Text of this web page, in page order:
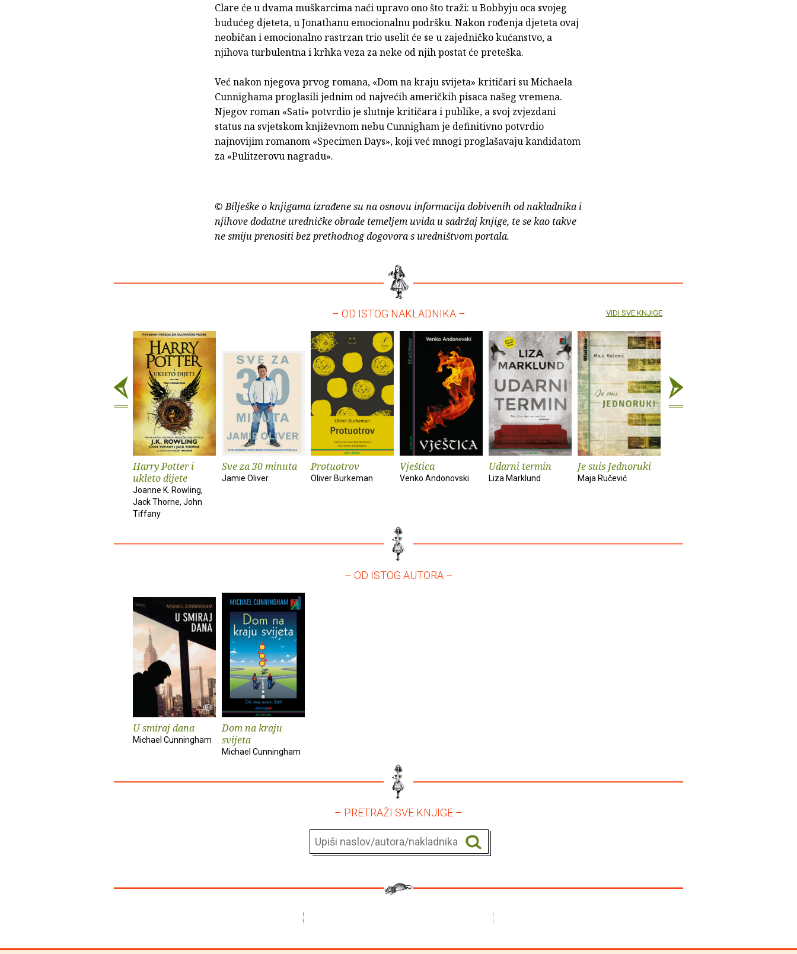
Clare će u dvama muškarcima naći upravo ono što traži: u Bobbyju oca svojeg
budućeg djeteta, u Jonathanu emocionalnu podršku. Nakon rođenja djeteta ovaj
neobičan i emocionalno rastrzan trio uselit će se u zajedničko kućanstvo, a
njihova turbulentna i krhka veza za neke od njih postat će preteška.
Već nakon njegova prvog romana, «Dom na kraju svijeta» kritičari su Michaela
Cunnighama proglasili jednim od najvećih američkih pisaca našeg vremena.
Njegov roman «Sati» potvrdio je slutnje kritičara i publike, a svoj zvjezdani
status na svjetskom književnom nebu Cunnigham je definitivno potvrdio
najnovijim romanom «Specimen Days», koji već mnogi proglašavaju kandidatom
za «Pulitzerovu nagradu».
© Bilješke o knjigama izrađene su na osnovu informacija dobivenih od nakladnika i
njihove dodatne uredničke obrade temeljem uvida u sadržaj knjige, te se kao takve
ne smiju prenositi bez prethodnog dogovora s uredništvom portala.
– OD ISTOG NAKLADNIKA –
Harry Potter i
ukleto dijete
Joanne K. Rowling,
Jack Thorne, John
Tiffany
Sve za 30 minuta
Jamie Oliver
Protuotrov
Oliver Burkeman
Vještica
Venko Andonovski
Udarni termin
Liza Marklund
Je suis Jednoruki
Maja Ručević
VIDI SVE KNJIGE
– OD ISTOG AUTORA –
U smiraj dana
Michael Cunningham
Dom na kraju
svijeta
Michael Cunningham
– PRETRAŽI SVE KNJIGE –